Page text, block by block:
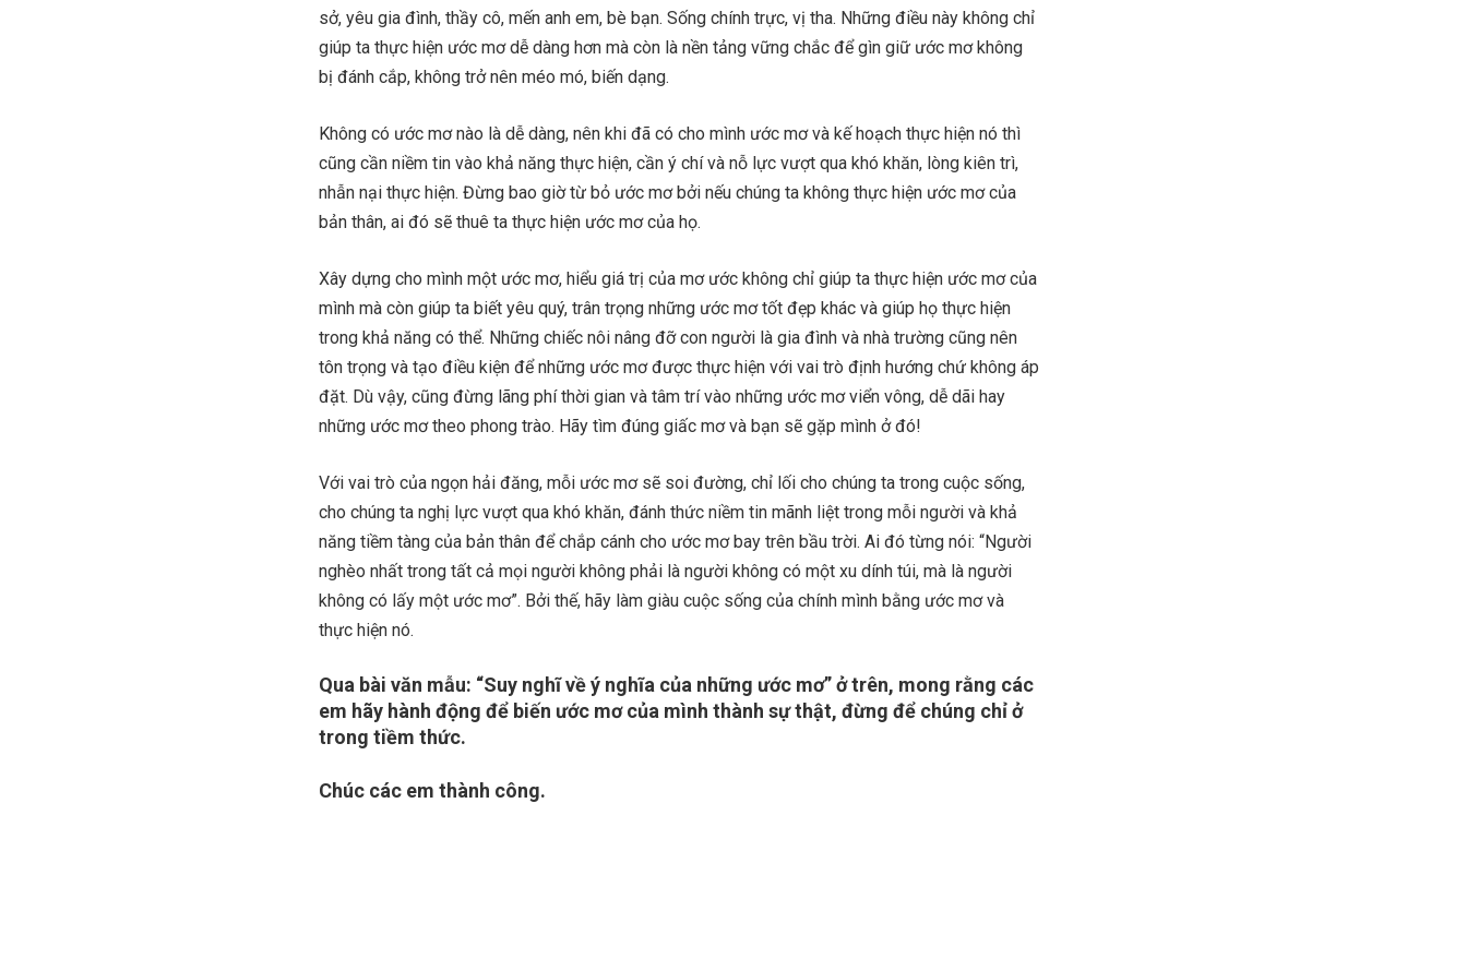
sở, yêu gia đình, thầy cô, mến anh em, bè bạn. Sống chính trực, vị tha. Những điều này không chỉ
giúp ta thực hiện ước mơ dễ dàng hơn mà còn là nền tảng vững chắc để gìn giữ ước mơ không
bị đánh cắp, không trở nên méo mó, biến dạng.
Không có ước mơ nào là dễ dàng, nên khi đã có cho mình ước mơ và kế hoạch thực hiện nó thì
cũng cần niềm tin vào khả năng thực hiện, cần ý chí và nỗ lực vượt qua khó khăn, lòng kiên trì,
nhẫn nại thực hiện. Đừng bao giờ từ bỏ ước mơ bởi nếu chúng ta không thực hiện ước mơ của
bản thân, ai đó sẽ thuê ta thực hiện ước mơ của họ.
Xây dựng cho mình một ước mơ, hiểu giá trị của mơ ước không chỉ giúp ta thực hiện ước mơ của
mình mà còn giúp ta biết yêu quý, trân trọng những ước mơ tốt đẹp khác và giúp họ thực hiện
trong khả năng có thể. Những chiếc nôi nâng đỡ con người là gia đình và nhà trường cũng nên
tôn trọng và tạo điều kiện để những ước mơ được thực hiện với vai trò định hướng chứ không áp
đặt. Dù vậy, cũng đừng lãng phí thời gian và tâm trí vào những ước mơ viển vông, dễ dãi hay
những ước mơ theo phong trào. Hãy tìm đúng giấc mơ và bạn sẽ gặp mình ở đó!
Với vai trò của ngọn hải đăng, mỗi ước mơ sẽ soi đường, chỉ lối cho chúng ta trong cuộc sống,
cho chúng ta nghị lực vượt qua khó khăn, đánh thức niềm tin mãnh liệt trong mỗi người và khả
năng tiềm tàng của bản thân để chắp cánh cho ước mơ bay trên bầu trời. Ai đó từng nói: “Người
nghèo nhất trong tất cả mọi người không phải là người không có một xu dính túi, mà là người
không có lấy một ước mơ”. Bởi thế, hãy làm giàu cuộc sống của chính mình bằng ước mơ và
thực hiện nó.
Qua bài văn mẫu: “Suy nghĩ về ý nghĩa của những ước mơ” ở trên, mong rằng các
em hãy hành động để biến ước mơ của mình thành sự thật, đừng để chúng chỉ ở
trong tiềm thức.
Chúc các em thành công.